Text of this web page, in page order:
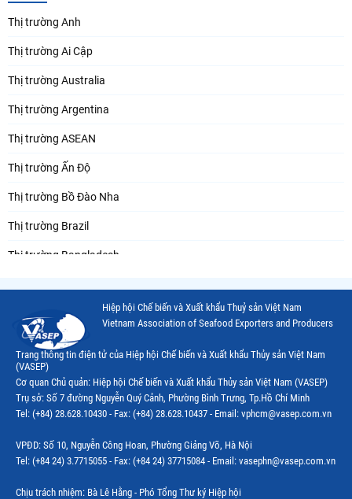
Thị trường Anh
Thị trường Ai Cập
Thị trường Australia
Thị trường Argentina
Thị trường ASEAN
Thị trường Ấn Độ
Thị trường Bồ Đào Nha
Thị trường Brazil
Thị trường Bangladesh
Thị trường Canada
Thị trường Ecuador
Thị trường EU
Thị trường Indonesia
Thị trường Mỹ
Thị trường Nga
Hiệp hội Chế biến và Xuất khẩu Thuỷ sản Việt Nam
Vietnam Association of Seafood Exporters and Producers
Trang thông tin điện tử của Hiệp hội Chế biến và Xuất khẩu Thủy sản Việt Nam
(VASEP)
Cơ quan Chủ quản: Hiệp hội Chế biến và Xuất khẩu Thủy sản Việt Nam (VASEP)
Trụ sở: Số 7 đường Nguyễn Quý Cảnh, Phường Bình Trưng, Tp.Hồ Chí Minh
Tel: (+84) 28.628.10430 - Fax: (+84) 28.628.10437 - Email: vphcm@vasep.com.vn
VPĐD: Số 10, Nguyễn Công Hoan, Phường Giảng Võ, Hà Nội
Tel: (+84 24) 3.7715055 - Fax: (+84 24) 37715084 - Email: vasephn@vasep.com.vn
Chịu trách nhiệm: Bà Lê Hằng - Phó Tổng Thư ký Hiệp hội